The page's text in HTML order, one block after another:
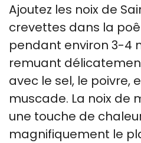
Ajoutez les noix de
crevettes dans la
pendant environ 3-4
remuant
avec le sel, le poivre,
muscade. La noix de
une touche de
magnifiquement le